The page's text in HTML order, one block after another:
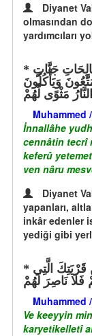
Diyanet
olmasından
yardımcıları
وَيَأْكُلُونَ
مَثْوًى لَّهُمْ
Muhammed
İnnallâhe
cennâtin tecrî
keferû
ven nâru
Diyanet
yapanları,
inkâr edenler
yediği gibi
فَلَا نَاصِرَ لَهُمْ
Muhammed
Ve keeyyin
karyetikelletî